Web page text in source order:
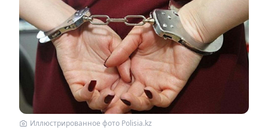
Иллюстрированное фото Polisia.kz